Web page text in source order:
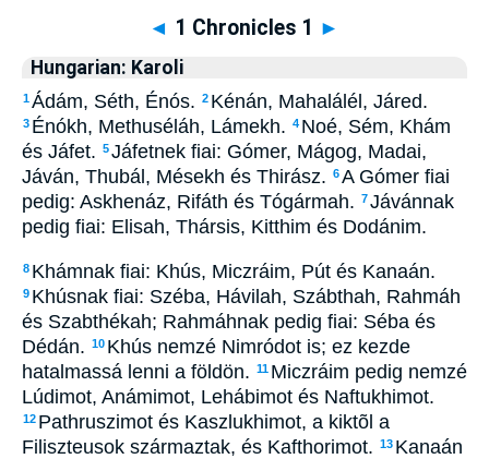
◄ 1 Chronicles 1 ►
Hungarian: Karoli
1Ádám, Séth, Énós. 2 Kénán, Mahalálél, Járed.
3 Énókh, Methuséláh, Lámekh. 4 Noé, Sém, Khám
és Jáfet. 5Jáfetnek fiai: Gómer, Mágog, Madai,
Jáván, Thubál, Mésekh és Thirász. 6A Gómer fiai
pedig: Askhenáz, Rifáth és Tógármah. 7Jávánnak
pedig fiai: Elisah, Thársis, Kitthim és Dodánim.
8 Khámnak fiai: Khús, Miczráim, Pút és Kanaán.
9 Khúsnak fiai: Széba, Hávilah, Szábthah, Rahmáh
és Szabthékah; Rahmáhnak pedig fiai: Séba és
Dédán. 10 Khús nemzé Nimródot is; ez kezde
hatalmassá lenni a földön. 11 Miczráim pedig nemzé
Lúdimot, Anámimot, Lehábimot és Naftukhimot.
12 Pathruszimot és Kaszlukhimot, a kiktõl a
Filiszteusok származtak, és Kafthorimot. 13 Kanaán